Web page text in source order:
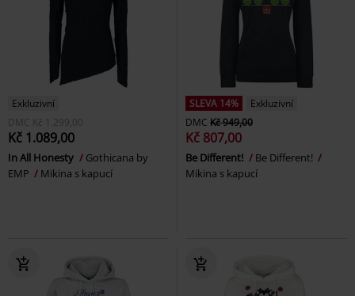
Exkluzivní
DMC
Kč 1.299,00
Kč 1.089,00
In All Honesty
Gothicana by
EMP
Mikina s kapucí
SLEVA 14%
Exkluzivní
DMC Kč 949,00
Kč 807,00
Be Different!
Be Different!
Mikina s kapucí